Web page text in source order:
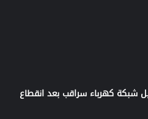
شبكة كهرباء سراقب بعد انقطاع